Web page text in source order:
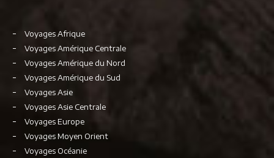
Voyages Afrique
Voyages Amérique Centrale
Voyages Amérique du Nord
Voyages Amérique du Sud
Voyages Asie
Voyages Asie Centrale
Voyages Europe
Voyages Moyen Orient
Voyages Océanie